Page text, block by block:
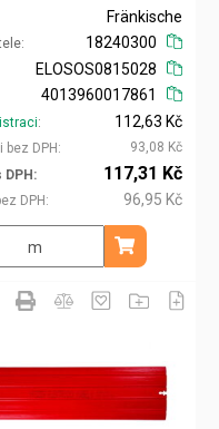
Fränkische
18240300
ELOSOS0815028
4013960017861
bez DPH
112,63 Kč
93,08 Kč
DPH
DPH
117,31 Kč
96,95 Kč
m Přidat do